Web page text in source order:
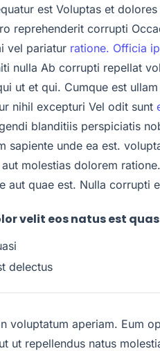
est Voluptas et
reprehenderit corrupti
vel pariatur ratione. Officia
nulla Ab corrupti repellat
ut et qui. Cumque est
nihil excepturi Vel odit sunt
blanditiis perspiciatis
sapiente unde ea est.
aut molestias dolorem
aut quae est. Nulla corrupti
velit eos natus est quas
delectus
voluptatum aperiam. Eum
ut repellendus natus